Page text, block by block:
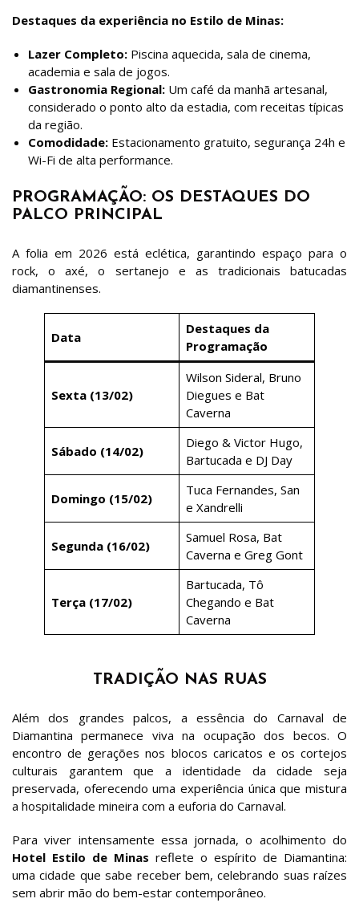
Destaques da experiência no Estilo de Minas:
Lazer Completo: Piscina aquecida, sala de cinema,
academia e sala de jogos.
Gastronomia Regional: Um café da manhã artesanal,
considerado o ponto alto da estadia, com receitas típicas
da região.
Comodidade: Estacionamento gratuito, segurança 24h e
Wi-Fi de alta performance.
PROGRAMAÇÃO: OS DESTAQUES DO
PALCO PRINCIPAL
A folia em 2026 está eclética, garantindo espaço para o
rock, o axé, o sertanejo e as tradicionais batucadas
diamantinenses.
Data
Destaques da
Programação
Sexta (13/02)
Wilson Sideral, Bruno
Diegues e Bat
Caverna
Sábado (14/02)
Diego & Victor Hugo,
Bartucada e DJ Day
Domingo (15/02)
Tuca Fernandes, San
e Xandrelli
Segunda (16/02)
Samuel Rosa, Bat
Caverna e Greg Gont
Terça (17/02)
Bartucada, Tô
Chegando e Bat
Caverna
TRADIÇÃO NAS RUAS
Além dos grandes palcos, a essência do Carnaval de
Diamantina permanece viva na ocupação dos becos. O
encontro de gerações nos blocos caricatos e os cortejos
culturais garantem que a identidade da cidade seja
preservada, oferecendo uma experiência única que mistura
a hospitalidade mineira com a euforia do Carnaval.
Para viver intensamente essa jornada, o acolhimento do
Hotel Estilo de Minas reflete o espírito de Diamantina:
uma cidade que sabe receber bem, celebrando suas raízes
sem abrir mão do bem-estar contemporâneo.